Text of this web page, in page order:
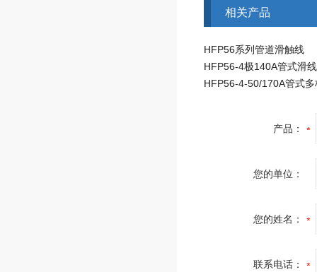
相关产品
HFP56系列管道滑触线
产品：
您的单位：
您的姓名：
联系电话：